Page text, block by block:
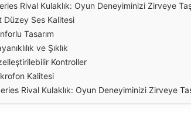
Rival Kulaklık: Oyun Deneyiminizi Zirveye
Düzey Ses Kalitesi
Tasarım
ve Şıklık
Kontroller
Kalitesi
Rival Kulaklık: Oyun Deneyiminizi Zirveye